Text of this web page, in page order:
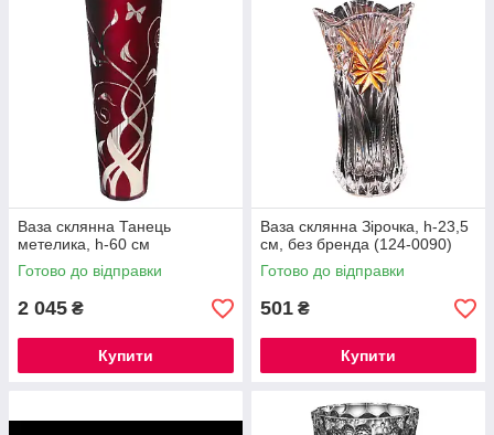
Ваза склянна Танець
метелика, h-60 см
Готово до відправки
2 045 ₴
Купити
Ваза склянна Зірочка, h-23,5
cм, без бренда (124-0090)
Готово до відправки
501 ₴
Купити